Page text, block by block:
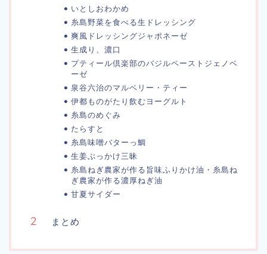
いとしおわかめ
糸島野菜を食べる生ドレッシング
爽風ドレッシングジャポネーゼ
生成り、濃口
プティール倶楽部のバジルペーストジェノベ
ーゼ
泉谷六治のマルベリー・ティー
伊都ものがたり飲むヨーグルト
糸島のめぐみ
たらすと
糸島味噌バターっ鯛
生姜ぶっかけ三昧
糸島ねぎ農家が作る旨味ふりかけ油・糸島ね
ぎ農家が作る濃厚ねぎ油
甘夏サイダー
まとめ